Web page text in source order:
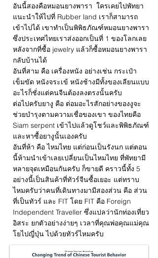
อันนี้สองคือหมอนยางพารา ใครเคยไปพัทยา
แนะนำให้ไปที่ Rubber land เราก็สามารถ
เข้าไปได้ เขาทำเป็นพิพิธภัณฑ์หมอนยางพารา
ซึ่งประเทศไทยเราส่งออกเป็นที่ 1 ของโลกเลย
หลังจากที่ซื้อ jewelry แล้วก็ซื้อหมอนยางพารา
กลับบ้านได้
อันที่สาม คือ เครื่องหนัง อย่างเช่น กระเป๋า
เข็มขัด หนังจระเข้ หนังช้างมีทั้งของเลียนแบบ
อะไรก็ชั่งแต่คนจีนต้องลงตรงนั้นครับ
ต่อไปครับยางู คือ ต่อมอะไรสักอย่างของงูจะ
ช่วยบำรุงตามความเชื่อของเขา ของไทยคือ
Siam serpent เข้าไปแล้วดูโชว์และพิพิธภัณฑ์
และหาซื้อยางูนั้นเองครับ
อันที่ห้า คือ ไหมไทย แต่ก่อนเป็นรังนก แต่ตอน
นี้ห้ามนำเข้าเลยเปลี่ยนเป็นไหมไทย ที่พัทยามี
หลายจุดเหมือนกันครับ ก็ขายดี คราวนี้ทั้ง 5
อย่างนี้เป็นสินค้าที่ทัวร์จีนซื้อเยอะ แต่ทราบ
ไหมครับว่าคนที่เดินทางมามีสองส่วน คือ ส่วน
ที่เป็นทัวร์ และ FIT โดย FIT คือ Foreign
Independent Traveller ซึ่งแปลว่านักท่องเที่ยว
อิสระ ยกตัวอย่างง่ายๆ เวลาที่คุณพ่อคุณแม่คุณ
โยไปญี่ปุ่น ไปด้วยทัวร์ไหมครับ